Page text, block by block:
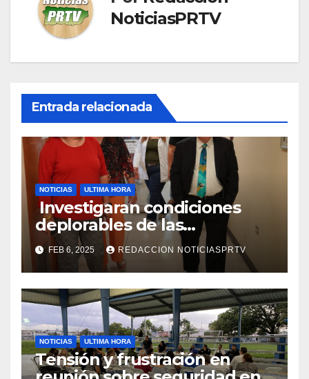
NoticiasPRTV
Entrada relacionada
NOTICIAS ULTIMA HORA
Investigaran condiciones
deplorables de las
facilidades el Departamento
de la Salud en Mayagüez
FEB 6, 2025 REDACCION NOTICIASPRTV
NOTICIAS ULTIMA HORA
Tensión y frustración en